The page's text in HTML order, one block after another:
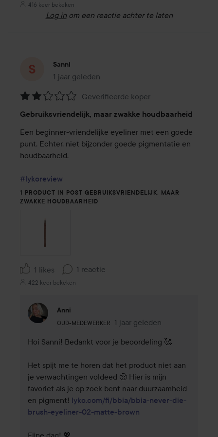
416 keer bekeken
Log in om een reactie achter te laten
Sanni
1 jaar geleden
Het bericht is gemaakt 1 jaar geleden
2
van
de
5
Geverifieerde koper
Gebruiksvriendelijk, maar zwakke houdbaarheid
Een beginner-vriendelijke eyeliner met een goede
punt. Echter, niet bijzonder goede pigmentatie en
houdbaarheid.
#lykoreview
1 PRODUCT IN POST GEBRUIKSVRIENDELIJK, MAAR
ZWAKKE HOUDBAARHEID
1 likes 1 reactie
422 keer bekeken
Anni
OUD-MEDEWERKER
De rol van de gebruiker: Oud-medewerker.
1 jaar geleden
Reactie geladen 1 jaar
Hoi Sanni! Bedankt voor je beoordeling 🥰
Het spijt me te horen dat het product niet aan
je verwachtingen voldeed 🥺 Hier is mijn
favoriet als je op zoek bent naar duurzaamheid
en pigment! lyko.com/fi/bbia/bbia-never-die-
brush-eyeliner-02-matte-brown
Fijne dag! 💖